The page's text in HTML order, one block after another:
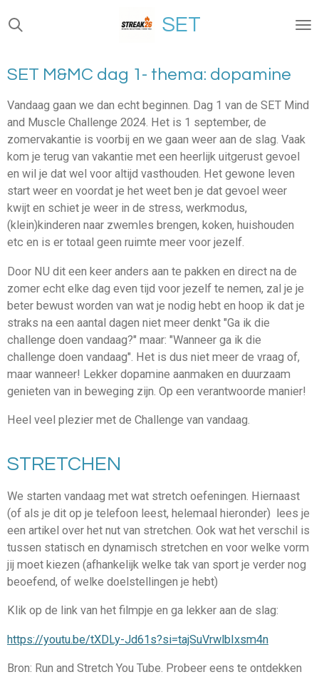
Ga
direct
de
hoofdinhoud
SET
SET M&MC dag 1- thema: dopamine
Vandaag gaan we dan echt beginnen. Dag 1 van de SET Mind
and Muscle Challenge 2024. Het is 1 september, de
zomervakantie is voorbij en we gaan weer aan de slag. Vaak
kom je terug van vakantie met een heerlijk uitgerust gevoel
en wil je dat wel voor altijd vasthouden. Het gewone leven
start weer en voordat je het weet ben je dat gevoel weer
kwijt en schiet je weer in de stress, werkmodus,
(klein)kinderen naar zwemles brengen, koken, huishouden
etc en is er totaal geen ruimte meer voor jezelf.
Door NU dit een keer anders aan te pakken en direct na de
zomer echt elke dag even tijd voor jezelf te nemen, zal je je
beter bewust worden van wat je nodig hebt en hoop ik dat je
straks na een aantal dagen niet meer denkt "Ga ik die
challenge doen vandaag?" maar: "Wanneer ga ik die
challenge doen vandaag". Het is dus niet meer de vraag of,
maar wanneer! Lekker dopamine aanmaken en duurzaam
genieten van in beweging zijn. Op een verantwoorde manier!
Heel veel plezier met de Challenge van vandaag.
STRETCHEN
We starten vandaag met wat stretch oefeningen. Hiernaast
(of als je dit op je telefoon leest, helemaal hieronder) lees je
een artikel over het nut van stretchen. Ook wat het verschil is
tussen statisch en dynamisch stretchen en voor welke vorm
jij moet kiezen (afhankelijk welke tak van sport je verder nog
beoefend, of welke doelstellingen je hebt)
Klik op de link van het filmpje en ga lekker aan de slag:
https://youtu.be/tXDLy-Jd61s?si=tajSuVrwlbIxsm4n
Bron: Run and Stretch You Tube. Probeer eens te ontdekken